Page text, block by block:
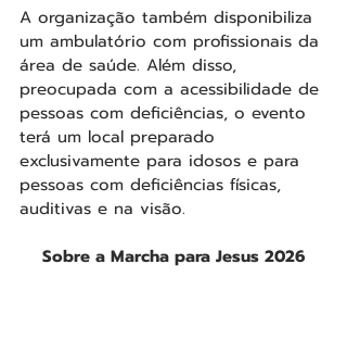
A organização também disponibiliza
um ambulatório com profissionais da
área de saúde. Além disso,
preocupada com a acessibilidade de
pessoas com deficiências, o evento
terá um local preparado
exclusivamente para idosos e para
pessoas com deficiências físicas,
auditivas e na visão.
Sobre a Marcha para Jesus 2026